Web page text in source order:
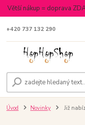
Větší nákup = doprava
+420 737 132 290
Úvod Novinky Již